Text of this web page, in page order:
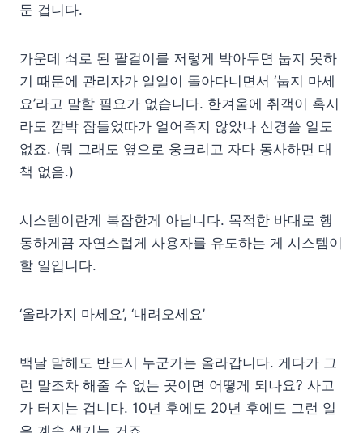
둔 겁니다.
가운데 쇠로 된 팔걸이를 저렇게 박아두면 눕지 못하
기 때문에 관리자가 일일이 돌아다니면서 ‘눕지 마세
요’라고 말할 필요가 없습니다. 한겨울에 취객이 혹시
라도 깜박 잠들었따가 얼어죽지 않았나 신경쓸 일도
없죠. (뭐 그래도 옆으로 웅크리고 자다 동사하면 대
책 없음.)
시스템이란게 복잡한게 아닙니다. 목적한 바대로 행
동하게끔 자연스럽게 사용자를 유도하는 게 시스템이
할 일입니다.
‘올라가지 마세요’, ‘내려오세요’
백날 말해도 반드시 누군가는 올라갑니다. 게다가 그
런 말조차 해줄 수 없는 곳이면 어떻게 되나요? 사고
가 터지는 겁니다. 10년 후에도 20년 후에도 그런 일